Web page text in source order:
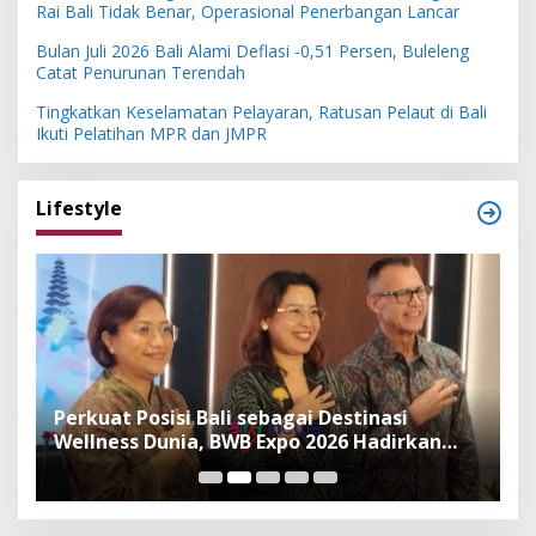
Rai Bali Tidak Benar, Operasional Penerbangan Lancar
Bulan Juli 2026 Bali Alami Deflasi -0,51 Persen, Buleleng
Catat Penurunan Terendah
Tingkatkan Keselamatan Pelayaran, Ratusan Pelaut di Bali
Ikuti Pelatihan MPR dan JMPR
Lifestyle
Perkuat Posisi Bali sebagai Destinasi
Wellness Dunia, BWB Expo 2026 Hadirkan
Exhibitor Nasional dan Global